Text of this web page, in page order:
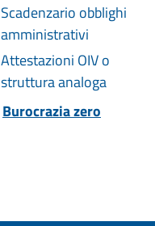
Scadenzario obblighi
amministrativi
Attestazioni OIV o
struttura analoga
Burocrazia zero